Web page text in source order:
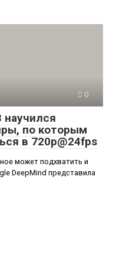
0
научился
по которым
в 720p@24fps
может подхватить и
DeepMind представила